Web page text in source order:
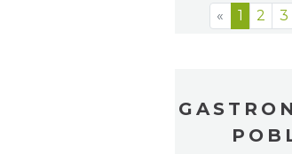
« 1 2 3